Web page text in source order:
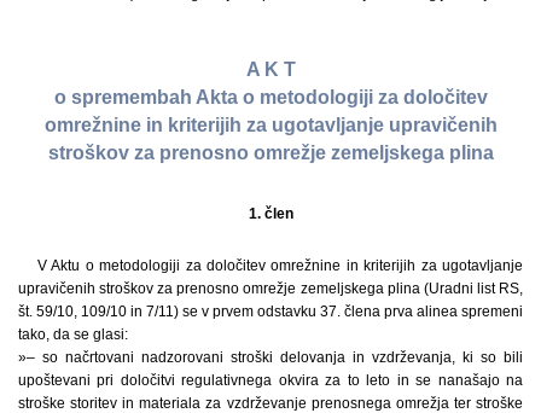
A K T
o spremembah Akta o metodologiji za določitev
omrežnine in kriterijih za ugotavljanje upravičenih
stroškov za prenosno omrežje zemeljskega plina
1. člen
V Aktu o metodologiji za določitev omrežnine in kriterijih za ugotavljanje
upravičenih stroškov za prenosno omrežje zemeljskega plina (Uradni list RS,
št. 59/10, 109/10 in 7/11) se v prvem odstavku 37. člena prva alinea spremeni
tako, da se glasi:
»– so načrtovani nadzorovani stroški delovanja in vzdrževanja, ki so bili
upoštevani pri določitvi regulativnega okvira za to leto in se nanašajo na
stroške storitev in materiala za vzdrževanje prenosnega omrežja ter stroške